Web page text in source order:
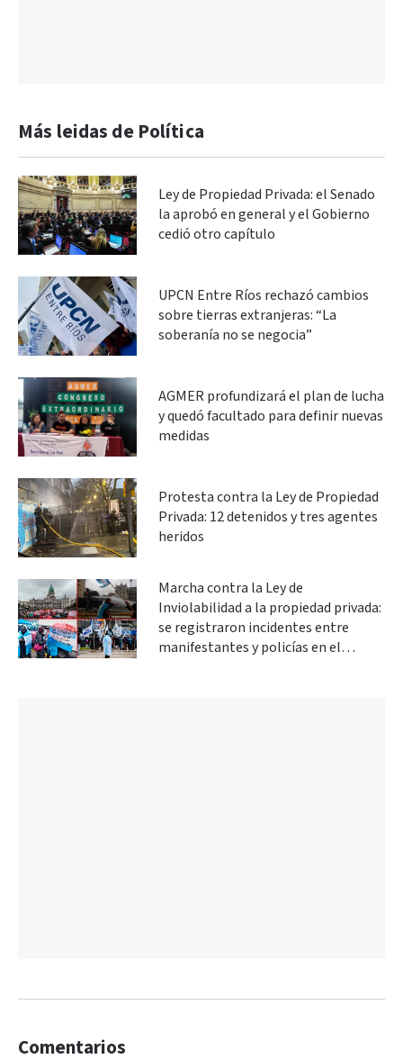
Más leidas de Política
Ley de Propiedad Privada: el Senado
la aprobó en general y el Gobierno
cedió otro capítulo
UPCN Entre Ríos rechazó cambios
sobre tierras extranjeras: “La
soberanía no se negocia”
AGMER profundizará el plan de lucha
y quedó facultado para definir nuevas
medidas
Protesta contra la Ley de Propiedad
Privada: 12 detenidos y tres agentes
heridos
Marcha contra la Ley de
Inviolabilidad a la propiedad privada:
se registraron incidentes entre
manifestantes y policías en el
Comentarios